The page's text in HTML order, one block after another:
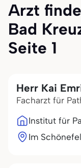
Arzt
Bad
Seite 1
Herr Kai
Facharzt für
Institut für
Im